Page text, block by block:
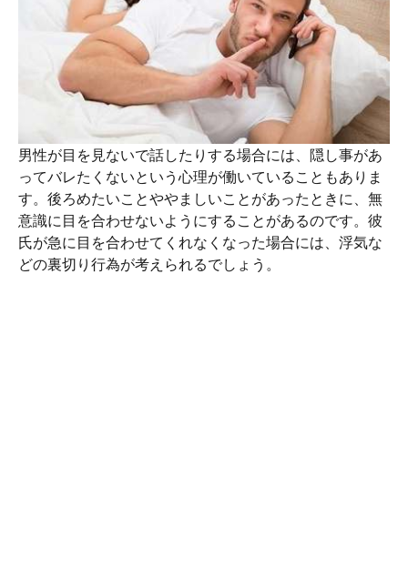
男性が目を見ないで話したりする場合には、隠し事があ
ってバレたくないという心理が働いていることもありま
す。後ろめたいことややましいことがあったときに、無
意識に目を合わせないようにすることがあるのです。彼
氏が急に目を合わせてくれなくなった場合には、浮気な
どの裏切り行為が考えられるでしょう。